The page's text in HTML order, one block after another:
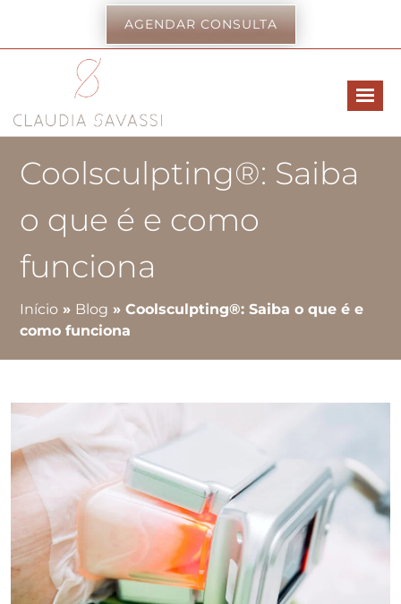
AGENDAR CONSULTA
Coolsculpting®: Saiba
o que é e como
funciona
Início » Blog » Coolsculpting®: Saiba o que é e
como funciona